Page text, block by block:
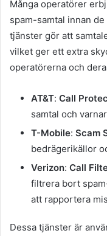
Många operatörer
spam-samtal innan
tjänster gör att
vilket ger ett extra
operatörerna och
AT&T: Call
samtal och
T-Mobile: Scam
bedrägerikällor
Verizon: Call
filtrera bort
att rapportera
Dessa tjänster är